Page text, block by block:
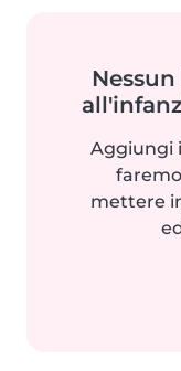
Aggiungi
mettere